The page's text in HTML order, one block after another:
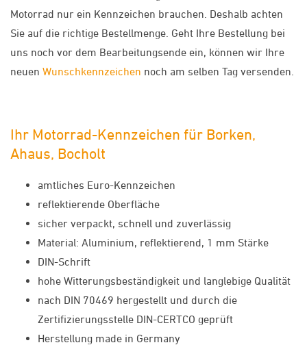
Motorrad nur ein Kennzeichen brauchen. Deshalb achten
Sie auf die richtige Bestellmenge. Geht Ihre Bestellung bei
uns noch vor dem Bearbeitungsende ein, können wir Ihre
neuen Wunschkennzeichen noch am selben Tag versenden.
Ihr Motorrad-Kennzeichen für Borken,
Ahaus, Bocholt
amtliches Euro-Kennzeichen
reflektierende Oberfläche
sicher verpackt, schnell und zuverlässig
Material: Aluminium, reflektierend, 1 mm Stärke
DIN-Schrift
hohe Witterungsbeständigkeit und langlebige Qualität
nach DIN 70469 hergestellt und durch die
Zertifizierungsstelle DIN-CERTCO geprüft
Herstellung made in Germany